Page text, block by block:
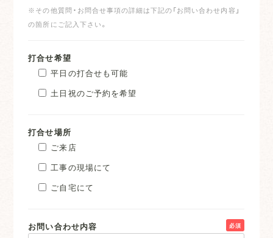
※その他質問・お問合せ事項の詳細は下記の「お問い合わせ内容」
の箇所にご記入下さい。
打合せ希望
平日の打合せも可能
土日祝のご予約を希望
打合せ場所
ご来店
工事の現場にて
ご自宅にて
お問い合わせ内容 必須